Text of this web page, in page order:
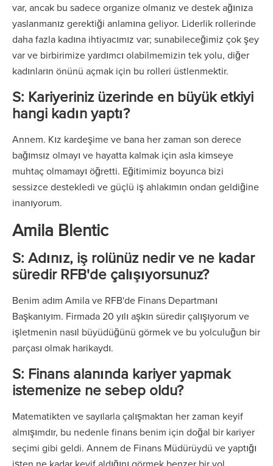
var, ancak bu sadece organize olmanız ve destek ağınıza
yaslanmanız gerektiği anlamına geliyor. Liderlik rollerinde
daha fazla kadına ihtiyacımız var; sunabileceğimiz çok şey
var ve birbirimize yardımcı olabilmemizin tek yolu, diğer
kadınların önünü açmak için bu rolleri üstlenmektir.
S: Kariyeriniz üzerinde en büyük etkiyi
hangi kadın yaptı?
Annem. Kız kardeşime ve bana her zaman son derece
bağımsız olmayı ve hayatta kalmak için asla kimseye
muhtaç olmamayı öğretti. Eğitimimiz boyunca bizi
sessizce destekledi ve güçlü iş ahlakımın ondan geldiğine
inanıyorum.
Amila Blentic
S: Adınız, iş rolünüz nedir ve ne kadar
süredir RFB'de çalışıyorsunuz?
Benim adım Amila ve RFB'de Finans Departmanı
Başkanıyım. Firmada 20 yılı aşkın süredir çalışıyorum ve
işletmenin nasıl büyüdüğünü görmek ve bu yolculuğun bir
parçası olmak harikaydı.
S: Finans alanında kariyer yapmak
istemenize ne sebep oldu?
Matematikten ve sayılarla çalışmaktan her zaman keyif
almışımdır, bu nedenle finans benim için doğal bir kariyer
seçimi gibi geldi. Annem de Finans Müdürüydü ve yaptığı